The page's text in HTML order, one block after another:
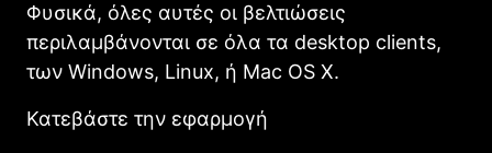
Φυσικά, όλες αυτές οι βελτιώσεις
περιλαμβάνονται σε όλα τα desktop clients,
των Windows, Linux, ή Mac OS X.
Κατεβάστε την εφαρμογή